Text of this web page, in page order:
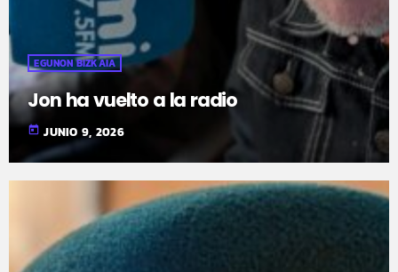
EGUNON BIZKAIA
Jon ha vuelto a la radio
today JUNIO 9, 2026